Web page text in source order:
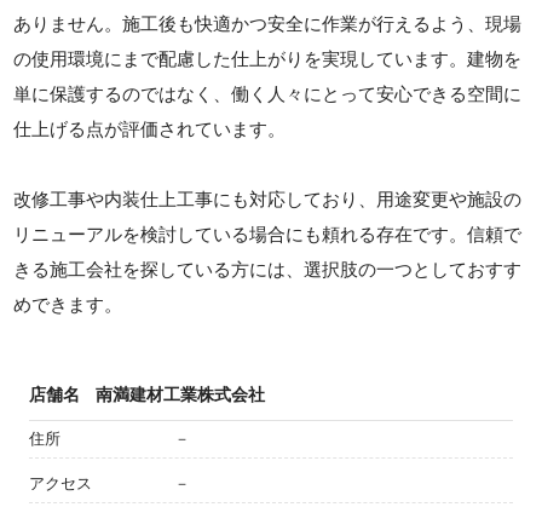
ありません。施工後も快適かつ安全に作業が行えるよう、現場
の使用環境にまで配慮した仕上がりを実現しています。建物を
単に保護するのではなく、働く人々にとって安心できる空間に
仕上げる点が評価されています。
改修工事や内装仕上工事にも対応しており、用途変更や施設の
リニューアルを検討している場合にも頼れる存在です。信頼で
きる施工会社を探している方には、選択肢の一つとしておすす
めできます。
店舗名 南満建材工業株式会社
住所 －
アクセス －